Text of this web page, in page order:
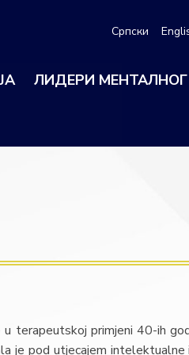
Српски
ЛИДЕРИ
terapeutskoj primjeni 40-ih
je pod utjecajem